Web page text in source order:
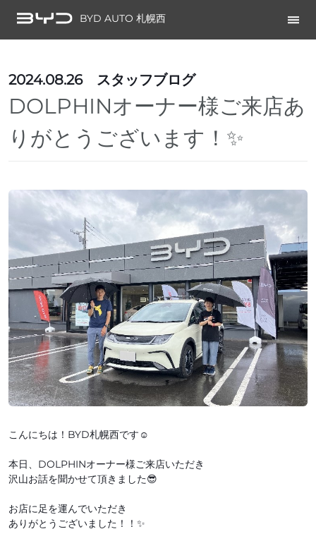
BYD AUTO 札幌西
2024.08.26 スタッフブログ
DOLPHINオーナー様ご来店あ
りがとうございます！✨
こんにちは！BYD札幌西です☺
本日、DOLPHINオーナー様ご来店いただき
沢山お話を聞かせて頂きました😎
お店に足を運んでいただき
ありがとうございました！！✨